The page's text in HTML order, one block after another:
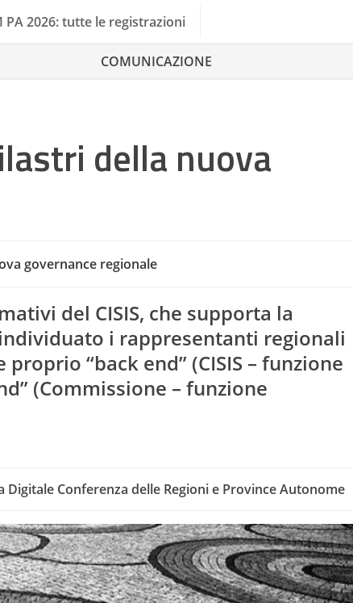
PA 2026: tutte le registrazioni
COMUNICAZIONE
della nuova
governance regionale
del CISIS, che supporta la
i rappresentanti regionali
“back end” (CISIS – funzione
(Commissione – funzione
Conferenza delle Regioni e Province Autonome